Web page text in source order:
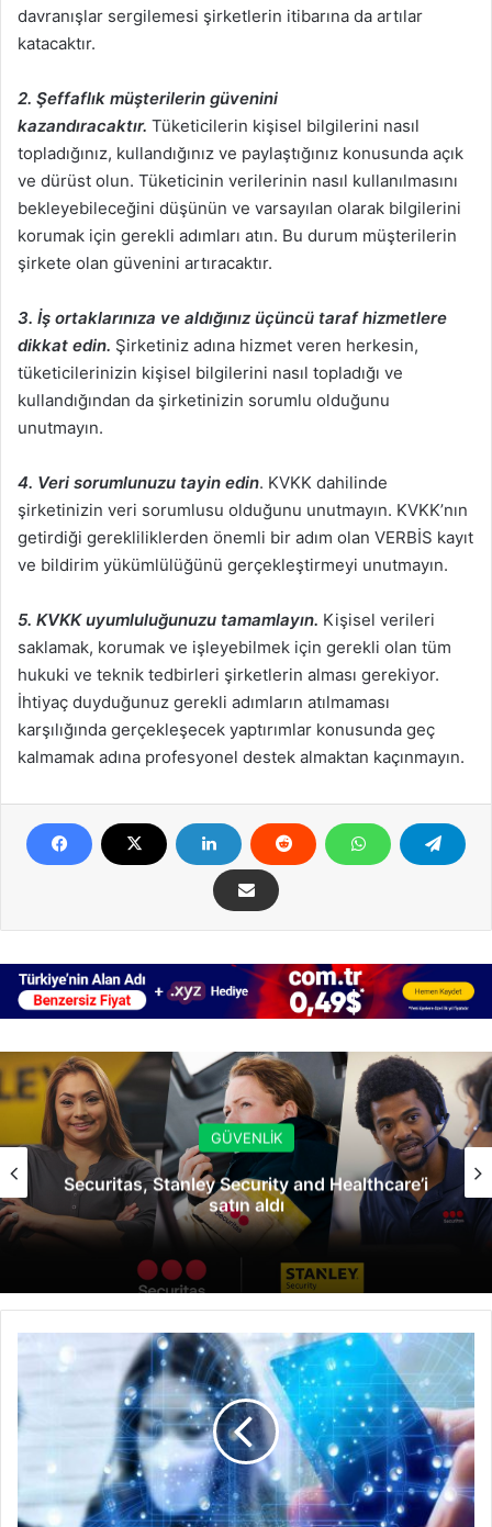
davranışlar sergilemesi şirketlerin itibarına da artılar
katacaktır.
2. Şeffaflık müşterilerin güvenini
kazandıracaktır. Tüketicilerin kişisel bilgilerini nasıl
topladığınız, kullandığınız ve paylaştığınız konusunda açık
ve dürüst olun. Tüketicinin verilerinin nasıl kullanılmasını
bekleyebileceğini düşünün ve varsayılan olarak bilgilerini
korumak için gerekli adımları atın. Bu durum müşterilerin
şirkete olan güvenini artıracaktır.
3. İş ortaklarınıza ve aldığınız üçüncü taraf hizmetlere
dikkat edin. Şirketiniz adına hizmet veren herkesin,
tüketicilerinizin kişisel bilgilerini nasıl topladığı ve
kullandığından da şirketinizin sorumlu olduğunu
unutmayın.
4. Veri sorumlunuzu tayin edin. KVKK dahilinde
şirketinizin veri sorumlusu olduğunu unutmayın. KVKK’nın
getirdiği gerekliliklerden önemli bir adım olan VERBİS kayıt
ve bildirim yükümlülüğünü gerçekleştirmeyi unutmayın.
5. KVKK uyumluluğunuzu tamamlayın. Kişisel verileri
saklamak, korumak ve işleyebilmek için gerekli olan tüm
hukuki ve teknik tedbirleri şirketlerin alması gerekiyor.
İhtiyaç duyduğunuz gerekli adımların atılmaması
karşılığında gerçekleşecek yaptırımlar konusunda geç
kalmamak adına profesyonel destek almaktan kaçınmayın.
GÜVENLİK
Securitas, Stanley Security and Healthcare’i
satın aldı
YAZILIMI
SALDIRILARI
%485
ARTTI